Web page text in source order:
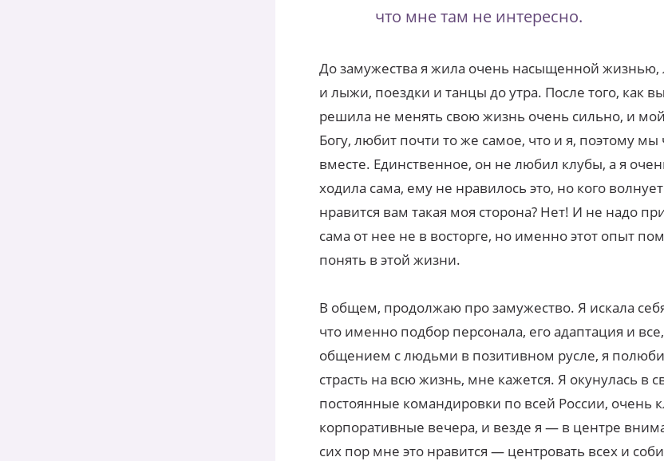
что мне там не интересно.
До замужества я жила очень насыщенной
и лыжи, поездки и танцы до утра. После того, как
решила не менять свою жизнь очень сильно, и мой
Богу, любит почти то же самое, что и я, поэтому
вместе. Единственное, он не любил клубы, а я
ходила сама, ему не нравилось это, но кого
нравится вам такая моя сторона? Нет! И не надо
сама от нее не в восторге, но именно этот опыт
понять в этой жизни.
В общем, продолжаю про замужество. Я искала
что именно подбор персонала, его адаптация и
общением с людьми в позитивном русле, я
страсть на всю жизнь, мне кажется. Я окунулась в
постоянные командировки по всей России, очень
корпоративные вечера, и везде я — в центре
сих пор мне это нравится — центровать всех и